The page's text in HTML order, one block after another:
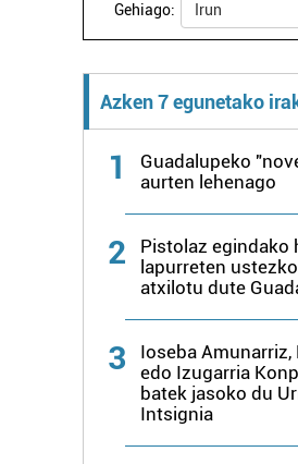
Gehiago: Irun
Azken 7 egunetako
1
Guadalupeko
aurten lehenago
2
Pistolaz egindako
lapurreten
atxilotu dute
3
Ioseba Amunarriz,
edo Izugarria
batek jasoko du
Intsignia